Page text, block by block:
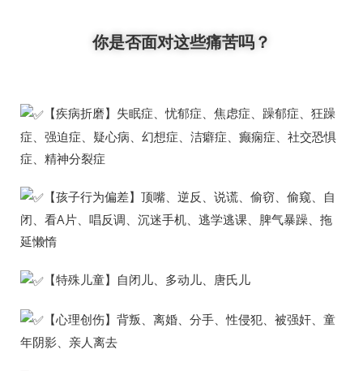
你是否面对这些痛苦吗？
【疾病折磨】失眠症、忧郁症、焦虑症、躁郁症、狂躁
症、强迫症、疑心病、幻想症、洁癖症、癫痫症、社交恐惧
症、精神分裂症
【孩子行为偏差】顶嘴、逆反、说谎、偷窃、偷窥、自
闭、看A片、唱反调、沉迷手机、逃学逃课、脾气暴躁、拖
延懒惰
【特殊儿童】自闭儿、多动儿、唐氏儿
【心理创伤】背叛、离婚、分手、性侵犯、被强奸、童
年阴影、亲人离去